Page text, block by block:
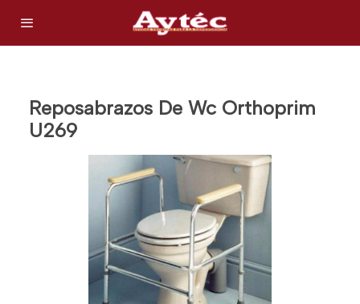
Reposabrazos De Wc Orthoprim
U269